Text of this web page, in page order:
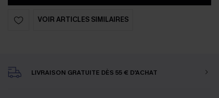
VOIR ARTICLES SIMILAIRES
LIVRAISON GRATUITE DÈS 55 € D'ACHAT